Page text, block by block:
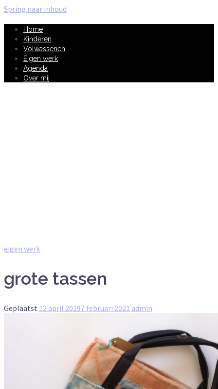
Spring naar inhoud
Home
Kinderen
Volwassenen
Eigen werk
Agenda
Over mij
eigen werk
grote tassen
Geplaatst 12 april 20197 februari 2021 admin